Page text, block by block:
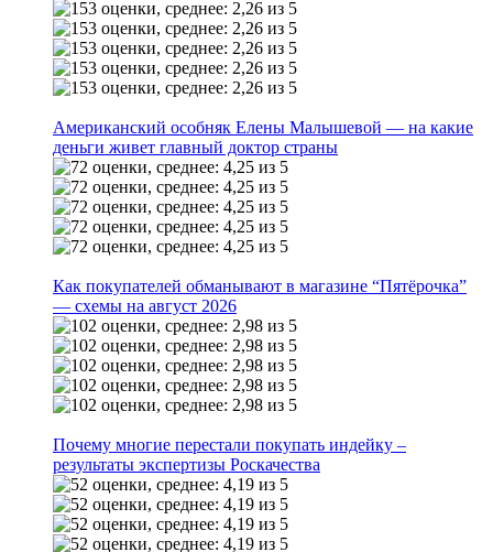
Американский особняк Елены Малышевой — на какие
деньги живет главный доктор страны
Как покупателей обманывают в магазине “Пятёрочка”
— схемы на август 2026
Почему многие перестали покупать индейку –
результаты экспертизы Роскачества